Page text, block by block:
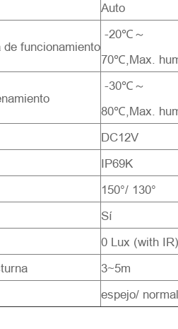
Auto
de funcionamiento
-20℃～
70℃,Max.
-30℃～
80℃,Max.
DC12V
IP69K
150°/ 130°
Sí
0 Lux (with
3~5m
espejo/